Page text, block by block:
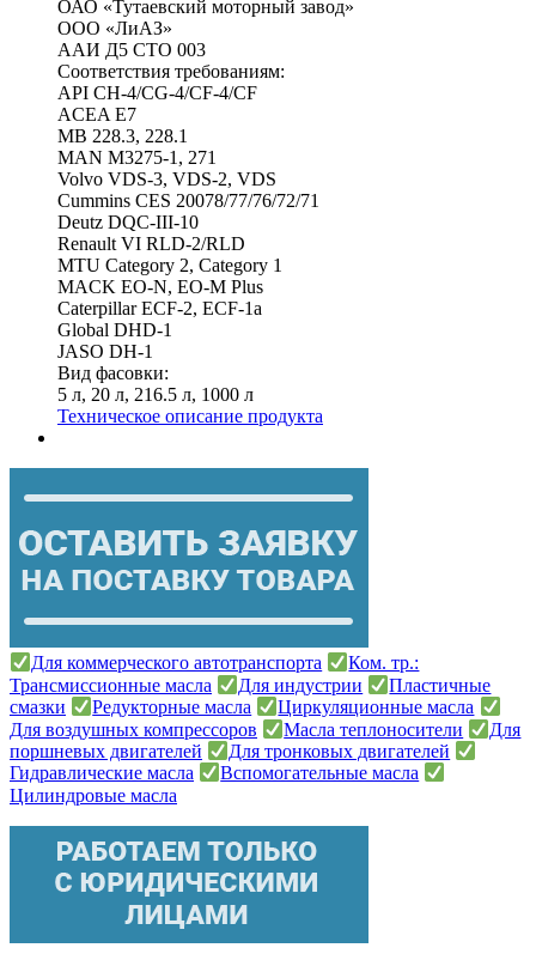
ОАО «Тутаевский моторный завод»
ООО «ЛиАЗ»
ААИ Д5 СТО 003
Соответствия требованиям:
API CH-4/CG-4/CF-4/CF
ACEA E7
MB 228.3, 228.1
MAN M3275-1, 271
Volvo VDS-3, VDS-2, VDS
Cummins CES 20078/77/76/72/71
Deutz DQC-III-10
Renault VI RLD-2/RLD
MTU Category 2, Category 1
MACK EO-N, EO-M Plus
Caterpillar ECF-2, ECF-1a
Global DHD-1
JASO DH-1
Вид фасовки:
5 л, 20 л, 216.5 л, 1000 л
Техническое описание продукта
Для коммерческого автотранспорта
Ком. тр.:
Трансмиссионные масла
Для индустрии
Пластичные
смазки
Редукторные масла
Циркуляционные масла
Для воздушных компрессоров
Масла теплоносители
Для
поршневых двигателей
Для тронковых двигателей
Гидравлические масла
Вспомогательные масла
Цилиндровые масла